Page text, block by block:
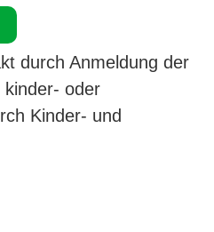
durch Anmeldung der
kinder- oder
Kinder- und